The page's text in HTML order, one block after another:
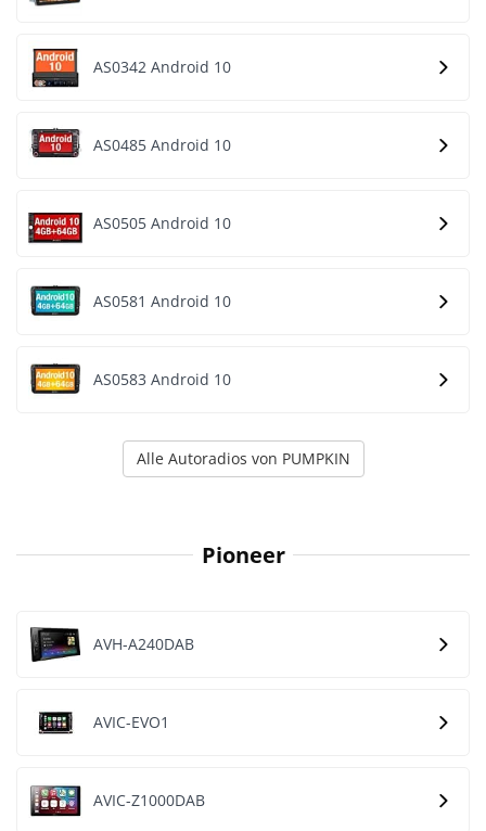
AS0342 Android 10
AS0485 Android 10
AS0505 Android 10
AS0581 Android 10
AS0583 Android 10
Alle Autoradios von PUMPKIN
Pioneer
AVH-A240DAB
AVIC-EVO1
AVIC-Z1000DAB